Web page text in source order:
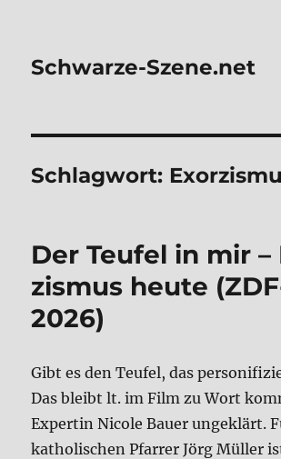
Schwarze-Szene.net
Schlagwort:
Der Teu­fel in mir
zis­mus heu­te
2026)
Gibt es den Teu­fel, das
Das bleibt lt. im Film zu Wort
Exper­tin Nico­le Bau­er unge­klärt.
katho­li­schen Pfar­rer Jörg Mül­ler